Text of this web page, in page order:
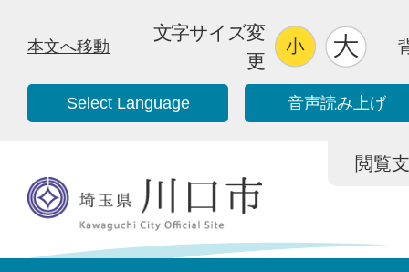
本文へ移動
文字サイズ変
更
Select Language 音声読み上げ
閲覧